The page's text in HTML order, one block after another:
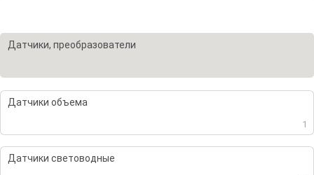
Датчики, преобразователи
Датчики объема
1
Датчики световодные